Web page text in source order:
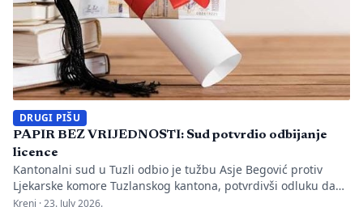
DRUGI PIŠU
PAPIR BEZ VRIJEDNOSTI: Sud potvrdio odbijanje
licence
Kantonalni sud u Tuzli odbio je tužbu Asje Begović protiv
Ljekarske komore Tuzlanskog kantona, potvrdivši odluku da
joj se ne izda, odnosno ne obnovi licenca za samostalan rad
Kreni ·23. July 2026.